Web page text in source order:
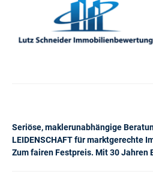
Seriöse, maklerunabhängige
LEIDENSCHAFT für marktgerechte
Zum fairen Festpreis. Mit 30 Jahren